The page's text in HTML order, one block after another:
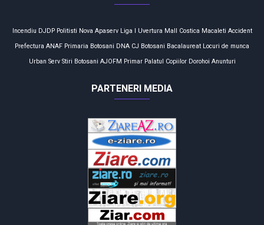
Incendiu DJDP Politisti Nova Apaserv Liga I Uvertura Mall Costica Macaleti Accident
Prefectura ANAF Primaria Botosani DNA CJ Botosani Bacalaureat Locuri de munca
Urban Serv Stiri Botosani AJOFM Primar Palatul Copiilor Dorohoi Anunturi
PARTENERI MEDIA